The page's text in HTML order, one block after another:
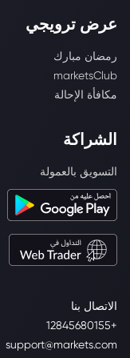
الاتصال بنا
+12845680155
support@markets.com
عرض ترويجي
رمضان مبارك
marketsClub
مكافأة الإحالة
الشراكة
التسويق بالعمولة